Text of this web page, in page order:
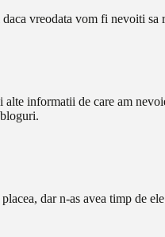
vreodata vom fi nevoiti
informatii de care am
dar n-as avea timp de